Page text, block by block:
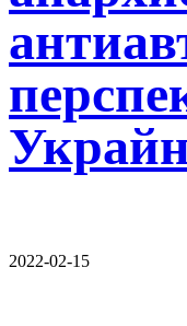
2022-02-15